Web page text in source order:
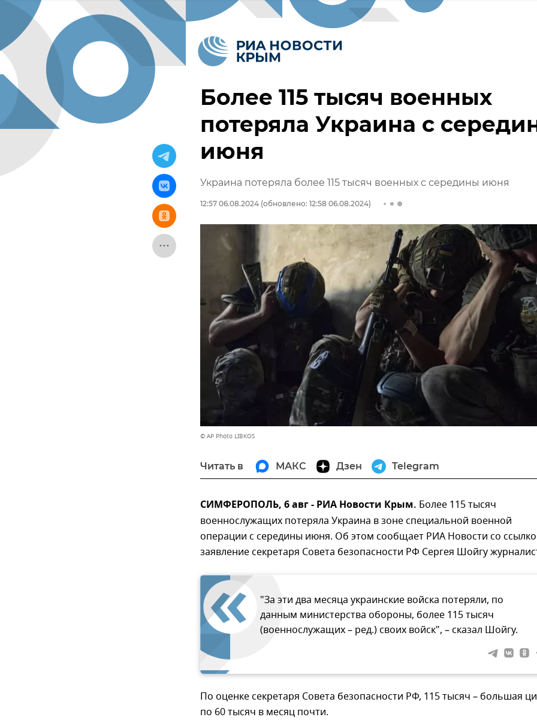
Более 115 тысяч военных
потеряла Украина с
июня
Украина потеряла более 115 тысяч военных с середины июня
12:57 06.08.2024 (обновлено: 12:58 06.08.2024)
© AP Photo LIBKOS
Читать в МАКС Дзен Telegram
СИМФЕРОПОЛЬ, 6 авг - РИА Новости Крым. Более 115 тысяч
военнослужащих потеряла Украина в зоне специальной военной
операции с середины июня. Об этом сообщает РИА Новости со
заявление секретаря Совета безопасности РФ Сергея Шойгу
"За эти два месяца украинские войска потеряли, по
данным министерства обороны, более 115 тысяч
(военнослужащих – ред.) своих войск", – сказал Шойгу.
По оценке секретаря Совета безопасности РФ, 115 тысяч – большая
по 60 тысяч в месяц почти.